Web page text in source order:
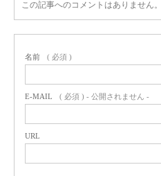
この記事へのコメントはありません。
名前 ( 必須 )
E-MAIL ( 必須 ) - 公開されません -
URL